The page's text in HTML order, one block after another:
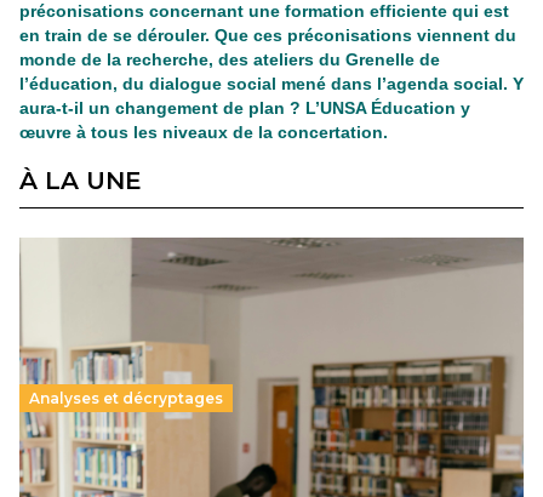
préconisations concernant une formation efficiente qui est
en train de se dérouler. Que ces préconisations viennent du
monde de la recherche, des ateliers du Grenelle de
l’éducation, du dialogue social mené dans l’agenda social. Y
aura-t-il un changement de plan ? L’UNSA Éducation y
œuvre à tous les niveaux de la concertation.
À LA UNE
Analyses et décryptages
Supérieur privé : une dérive qui met à mal la